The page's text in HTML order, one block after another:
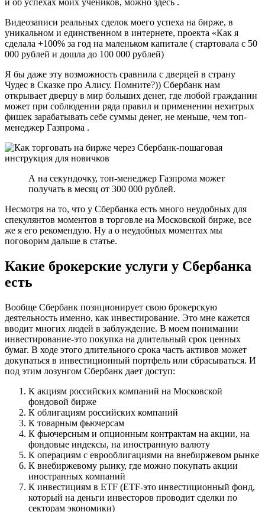
и об успехах моих учеников, можно здесь .
Видеозаписи реальных сделок моего успеха на бирже, в
уникальном и единственном в интернете, проекта «Как я
сделала +100% за год на маленьком капитале ( стартовала с 50
000 рублей и дошла до 100 000 рублей)
Я бы даже эту возможность сравнила с дверцей в страну
Чудес в Сказке про Алису. Помните?)) Сбербанк нам
открывает дверцу в мир больших денег, где любой гражданин
может при соблюдении ряда правил и применении нехитрых
фишек зарабатывать себе суммы денег, не меньше, чем топ-
менеджер Газпрома .
А на секундочку, топ-менеджер Газпрома может
получать в месяц от 300 000 рублей.
Несмотря на то, что у Сбербанка есть много неудобных для
спекулянтов моментов в торговле на Московской бирже, все
же я его рекомендую. Ну а о неудобных моментах мы
поговорим дальше в статье.
Какие брокерские услуги у Сбербанка
есть
Вообще Сбербанк позиционирует свою брокерскую
деятельность именно, как инвестирование. Это мне кажется
вводит многих людей в заблуждение. В моем понимании
инвестирование-это покупка на длительный срок ценных
бумаг. В ходе этого длительного срока часть активов может
докупаться в инвестиционный портфель или сбрасываться. И
под этим лозунгом Сбербанк дает доступ:
К акциям российских компаний на Московской
фондовой бирже
К облигациям российских компаний
К товарным фьючерсам
К фьючерсным и опционным контрактам на акции, на
фондовые индексы, на иностранную валюту
К операциям с еврооблигациями на внебиржевом рынке
К внебиржевому рынку, где можно покупать акции
иностранных компаний
К инвестициям в ETF (ETF-это инвестиционный фонд,
который на деньги инвесторов проводит сделки по
секторам экономики)